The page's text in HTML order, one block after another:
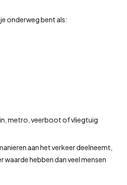
onderweg bent als:
metro, veerboot of vliegtuig
aan het verkeer deelneemt,
waarde hebben dan veel mensen